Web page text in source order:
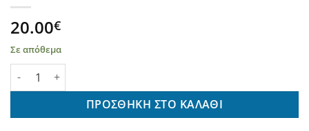
20.00€
Σε απόθεμα
ΒΑΣΗ ΚΛΙΜΑΤΙΣΤΙΚΟΥ ΓΑΛΒΑΝΙΖΕ ΜΕΓΑΛΗ ΣΠΑΣΤΗ (16000 -
ΠΡΟΣΘΉΚΗ ΣΤΟ ΚΑΛΆΘΙ